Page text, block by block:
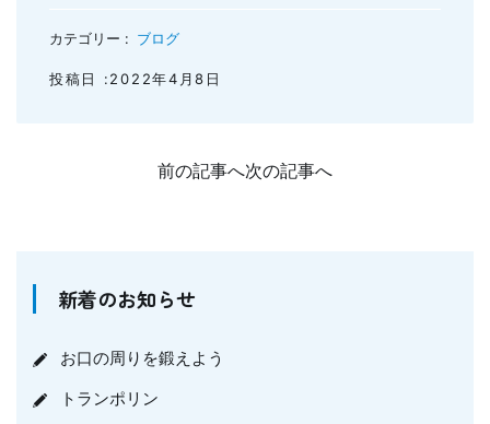
カテゴリー : ブログ
投稿日 :2022年4月8日
前の記事へ次の記事へ
新着のお知らせ
お口の周りを鍛えよう
トランポリン